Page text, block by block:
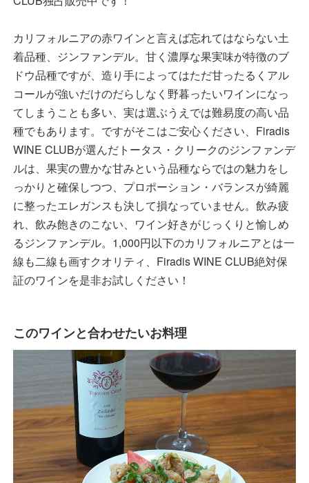
カリフォルニアの赤ワインと言えば忘れてはならない土
着品種、ジンファンデル。甘く濃厚な果実味が特徴のブ
ドウ品種ですが、造り手によってはただ甘ったるくアル
コールが強いだけのだらしなく野暮ったいワインになっ
てしまうことも多い、実は選ぶうえでは難易度の高い品
種でもあります。ですがそこはご安心ください、Firadis
WINE CLUBが選んだトータス・クリークのジンファンデ
ルは、果実の豊かな甘みという品種ならではの魅力をし
っかりと確保しつつ、プロポーション・バランスが綺麗
に整ったエレガンスも決して損なっていません。飲み疲
れ、飲み飽きのこない、ワイン好きがじっくりと愉しめ
るジンファンデル。1,000円以下のカリフォルニアとは一
線も二線も画すクオリティ、Firadis WINE CLUB絶対保
証のワインを是非お試しください！
このワインと合わせたいお料理